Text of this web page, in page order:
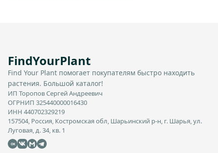
FindYourPlant
Find Your Plant помогает покупателям быстро находить
растения. Большой каталог!
ИП Торопов Сергей Андреевич
ОГРНИП 325440000016430
ИНН 440702329219
157504, Россия, Костромская обл, Шарьинский р-н, г. Шарья, ул.
Луговая, д. 34, кв. 1
OK